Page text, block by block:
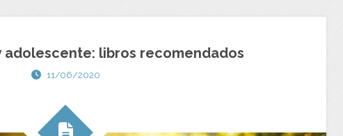
adolescente: libros recomendados
11/06/2020